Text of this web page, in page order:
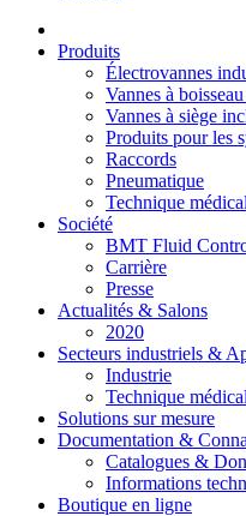
Produits
Électrovannes
Vannes à
Vannes à siège
Produits pour les
Raccords
Pneumatique
Technique
Société
BMT Fluid
Carrière
Presse
Actualités & Salons
2020
Secteurs industriels &
Industrie
Technique
Solutions sur mesure
Documentation &
Catalogues &
Informations
Boutique en ligne